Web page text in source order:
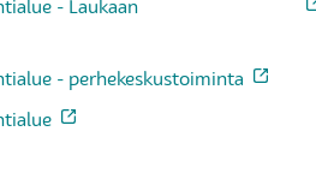
- Laukaan
- perhekeskustoiminta